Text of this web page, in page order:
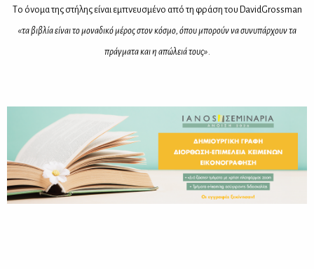
Tο όνο­μα της στή­λης εί­ναι εμπνευ­σμέ­νο από τη φρά­ση του DavidGrossman
«τα βι­βλία εί­ναι το μο­να­δι­κό μέ­ρος στον κό­σμο, όπου μπο­ρούν να συ­νυ­πάρ­χουν τα
πράγ­μα­τα και η απώ­λειά τους»